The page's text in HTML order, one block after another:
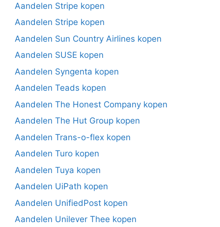
Aandelen Stripe kopen
Aandelen Stripe kopen
Aandelen Sun Country Airlines kopen
Aandelen SUSE kopen
Aandelen Syngenta kopen
Aandelen Teads kopen
Aandelen The Honest Company kopen
Aandelen The Hut Group kopen
Aandelen Trans-o-flex kopen
Aandelen Turo kopen
Aandelen Tuya kopen
Aandelen UiPath kopen
Aandelen UnifiedPost kopen
Aandelen Unilever Thee kopen